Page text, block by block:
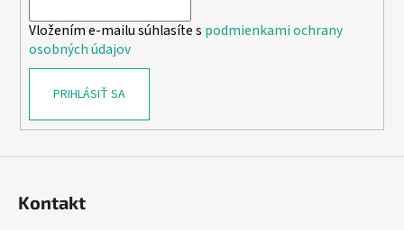
Vložením e-mailu súhlasíte s podmienkami ochrany
osobných údajov
PRIHLÁSIŤ SA
Kontakt